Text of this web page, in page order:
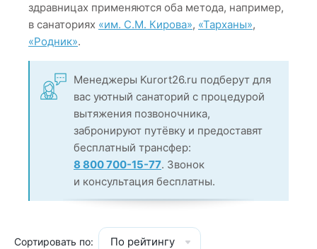
здравницах применяются оба метода, например,
в санаториях «им. С.М. Кирова», «Тарханы»,
«Родник».
Менеджеры Kurort26.ru подберут для
вас уютный санаторий с процедурой
вытяжения позвоночника,
забронируют путёвку и предоставят
бесплатный трансфер:
8 800 700-15-77. Звонок
и консультация бесплатны.
Сортировать по: По рейтингу